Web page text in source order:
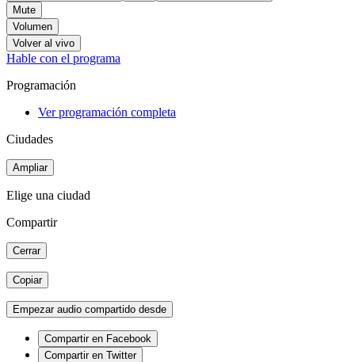
Mute
Volumen
Volver al vivo
Hable con el programa
Programación
Ver programación completa
Ciudades
Ampliar
Elige una ciudad
Compartir
Cerrar
Copiar
Empezar audio compartido desde
Compartir en Facebook
Compartir en Twitter